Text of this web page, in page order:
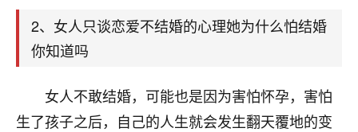
2、女人只谈恋爱不结婚的心理她为什么怕结婚
你知道吗
女人不敢结婚，可能也是因为害怕怀孕，害怕
生了孩子之后，自己的人生就会发生翻天覆地的变
17分钟前 来自湖北
我是做餐饮的，这两年，生意屡屡受挫，店开一家关
一家，要么生意不好，生意好的就出事。前些年攒的